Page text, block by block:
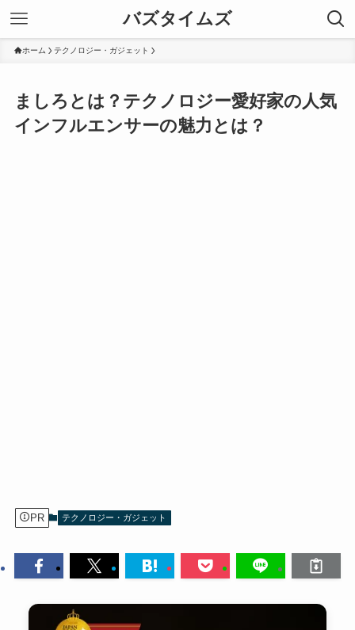
バズタイムズ
ホーム テクノロジー・ガジェット
ましろとは？テクノロジー愛好家の人気
インフルエンサーの魅力とは？
PR テクノロジー・ガジェット